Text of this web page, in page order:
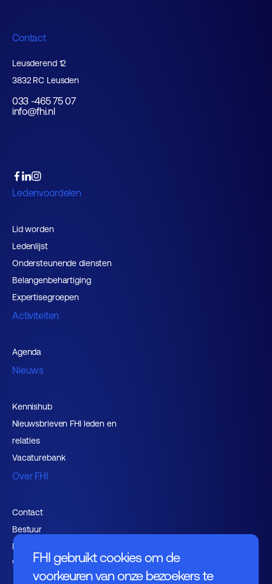
FHI gebruikt cookies om de
voorkeuren van onze bezoekers te
Contact
Leusderend 12
3832 RC Leusden
033 -465 75 07
info@fhi.nl
Ledenvoordelen
Lid worden
Ledenlijst
Ondersteunende diensten
Belangenbehartiging
Expertisegroepen
Activiteiten
Agenda
Nieuws
Kennishub
Nieuwsbrieven FHI leden en
relaties
Vacaturebank
Over FHI
Contact
Bestuur
Medewerkers
Werken bij FHI